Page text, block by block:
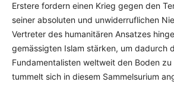
Erstere fordern einen Krieg gegen den
seiner absoluten und unwiderruflichen
Vertreter des humanitären Ansatzes
gemässigten Islam stärken, um dadurch
Fundamentalisten weltweit den Boden
tummelt sich in diesem Sammelsurium